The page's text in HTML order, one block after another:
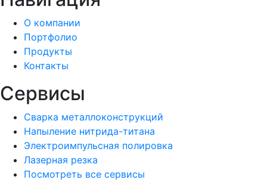
О компании
Портфолио
Продукты
Контакты
Сервисы
Сварка металлоконструкций
Напыление нитрида-титана
Электроимпульсная полировка
Лазерная резка
Посмотреть все сервисы